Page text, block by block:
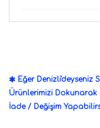
Eğer Denizli'deyseniz
Ürünlerimizi Dokunarak
İade / Değişim